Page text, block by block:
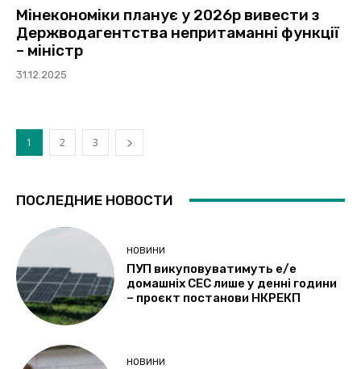
Мінекономіки планує у 2026р вивести з
Держводагентства непритаманні функції
– міністр
31.12.2025
1 2 3
ПОСЛЕДНИЕ НОВОСТИ
НОВИНИ
ПУП викуповуватимуть е/е
домашніх СЕС лише у денні години
– проєкт постанови НКРЕКП
НОВИНИ